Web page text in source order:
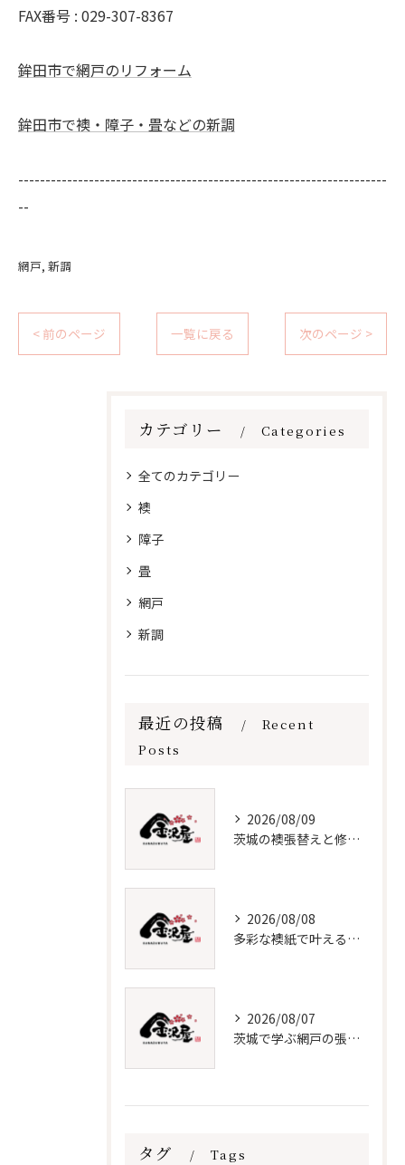
FAX番号 : 029-307-8367
鉾田市で網戸のリフォーム
鉾田市で襖・障子・畳などの新調
--------------------------------------------------------------------
--
網戸 新調
< 前のページ 一覧に戻る 次のページ >
カテゴリー Categories
全てのカテゴリー
襖
障子
畳
網戸
新調
最近の投稿
Recent
Posts
2026/08/09
茨城の襖張替えと修理の全知識
2026/08/08
多彩な襖紙で叶える理想の張替え術
2026/08/07
茨城で学ぶ網戸の張替えと保守法
タグ Tags